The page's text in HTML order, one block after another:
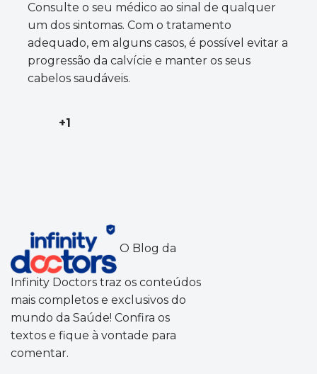
Consulte o seu médico ao sinal de qualquer
um dos sintomas. Com o tratamento
adequado, em alguns casos, é possível evitar a
progressão da calvície e manter os seus
cabelos saudáveis.
+1
O Blog da
Infinity Doctors traz os conteúdos
mais completos e exclusivos do
mundo da Saúde! Confira os
textos e fique à vontade para
comentar.